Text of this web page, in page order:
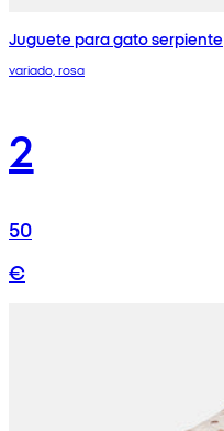
Juguete para gato serpiente
variado, rosa
2
50
€